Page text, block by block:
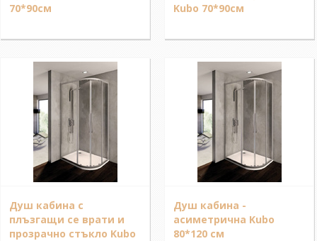
70*90см
Kubo 70*90см
Душ кабина с
плъзгащи се врати и
прозрачно стъкло Kubo
Душ кабина -
асиметрична Kubo
80*120 см